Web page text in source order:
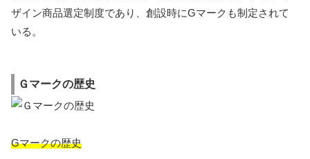
ザイン商品選定制度であり、創設時にGマークも制定されて
いる。
Ｇマークの歴史
Gマークの歴史